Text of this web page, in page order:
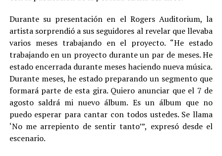
artista sorprendió a sus seguidores al revelar que llevaba
varios meses trabajando en el proyecto. “He estado
trabajando en un proyecto durante un par de meses. He
estado encerrada durante meses haciendo nueva música.
Durante meses, he estado preparando un segmento que
formará parte de esta gira. Quiero anunciar que el 7 de
agosto saldrá mi nuevo álbum. Es un álbum que no
puedo esperar para cantar con todos ustedes. Se llama
‘No me arrepiento de sentir tanto’”, expresó desde el
escenario.